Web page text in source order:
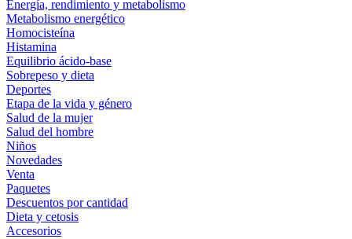
Energía, rendimiento y metabolismo
Metabolismo energético
Homocisteína
Histamina
Equilibrio ácido-base
Sobrepeso y dieta
Deportes
Etapa de la vida y género
Salud de la mujer
Salud del hombre
Niños
Novedades
Venta
Paquetes
Descuentos por cantidad
Dieta y cetosis
Accesorios